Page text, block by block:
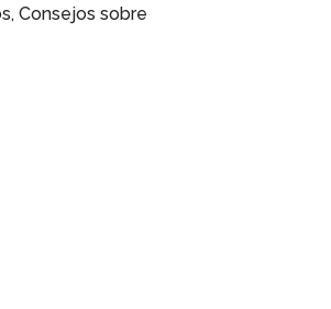
Consejos sobre